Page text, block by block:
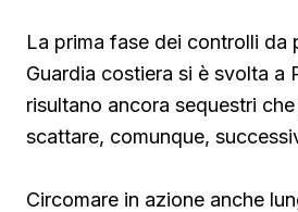
La prima fase dei controlli da
Guardia costiera si è svolta a
risultano ancora sequestri
scattare, comunque,
Circomare in azione anche